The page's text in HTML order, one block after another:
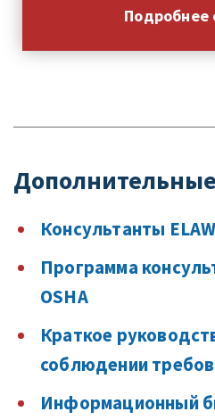
Подробнее
Консультанты
Программа
OSHA
Краткое
соблюдении
Информационный